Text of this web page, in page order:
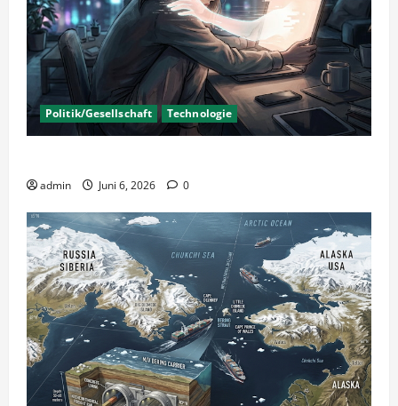
Politik/Gesellschaft Technologie
admin Juni 6, 2026 0